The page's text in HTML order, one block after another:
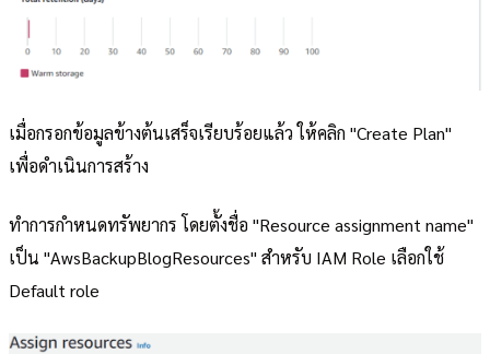
เมื่อกรอกข้อมูลข้างต้นเสร็จเรียบร้อยแล้ว ให้คลิก "Create Plan"
เพื่อดำเนินการสร้าง
ทำการกำหนดทรัพยากร โดยตั้งชื่อ "Resource assignment name"
เป็น "AwsBackupBlogResources" สำหรับ IAM Role เลือกใช้
Default role